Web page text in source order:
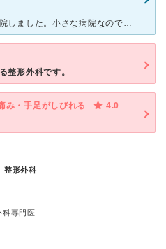
骨折後の手のリハビリの為に通院しました。小さな病院なので、混むと窮屈です。看護師さんはテキパキ、療法士さんはとても優しい方でした。色んな病院と提携されている様で、私は手術をした病院から紹介されました。
整形外科です。
み・手足がしびれる
4.0
整形外科
科専門医